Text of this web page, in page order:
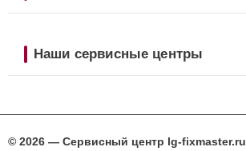
Наши сервисные центры
© 2026 — Сервисный центр lg-fixmaster.ru